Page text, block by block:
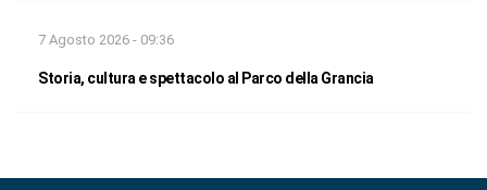
7 Agosto 2026 - 09:36
Storia, cultura e spettacolo al Parco della Grancia